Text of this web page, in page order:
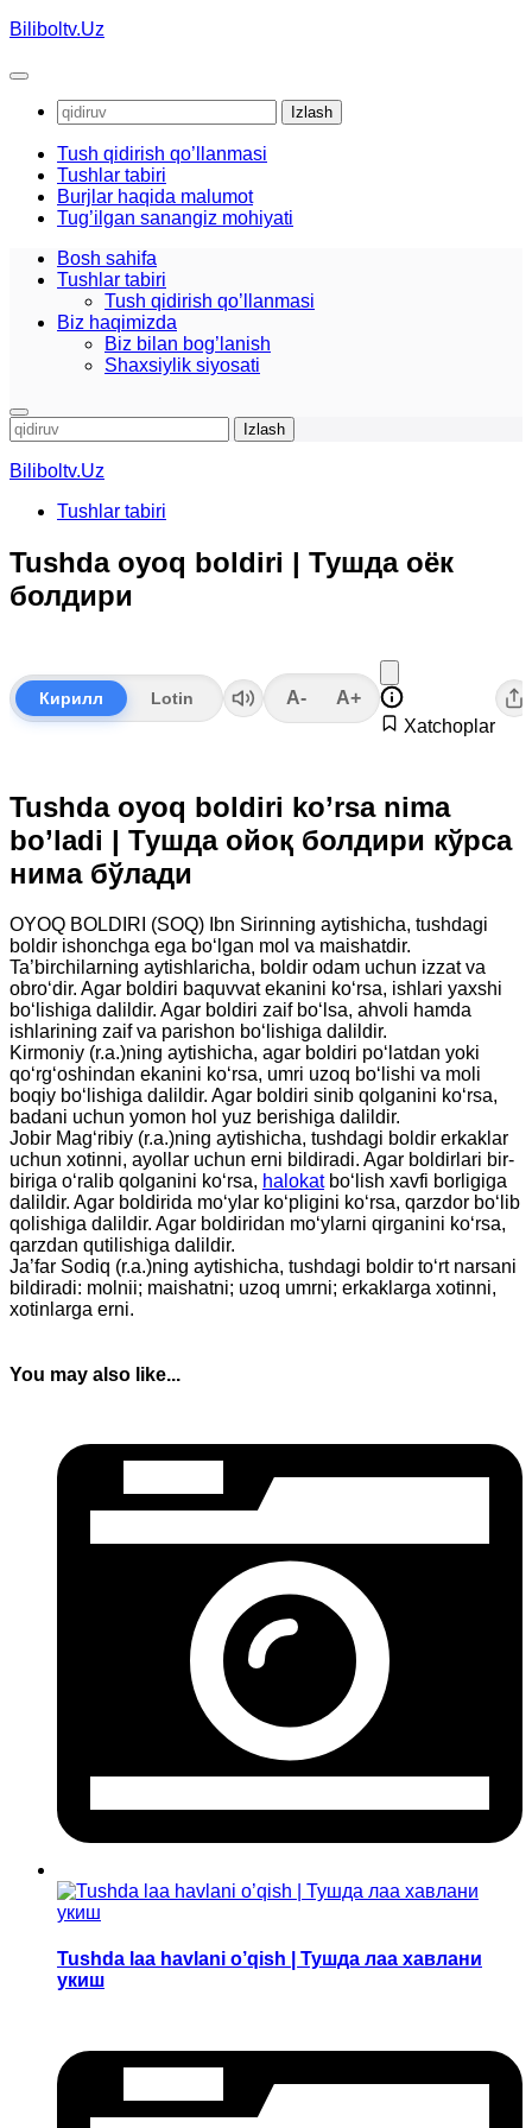
Skip
content
Biliboltv.Uz
Qidirshish:
Tush qidirish qo’llanmasi
Tushlar tabiri
Burjlar haqida malumot
Tug’ilgan sanangiz mohiyati
Bosh sahifa
Tushlar tabiri
Tush qidirish qo’llanmasi
Biz haqimizda
Biz bilan bog’lanish
Shaxsiylik siyosati
Qidirshish:
Biliboltv.Uz
Tushlar tabiri
Tushda oyoq boldiri | Тушда оёк
болдири
Кирилл Lotin A-
A+
Xatchoplar
Tushda oyoq boldiri ko’rsa nima
bo’ladi | Тушда ойоқ болдири кўрса
нима бўлади
OYOQ BOLDIRI (SOQ) Ibn Sirinning aytishicha, tushdagi
boldir ishonchga ega bo‘lgan mol va maishatdir.
Ta’birchilarning aytishlaricha, boldir odam uchun izzat va
obro‘dir. Agar boldiri baquvvat ekanini ko‘rsa, ishlari yaxshi
bo‘lishiga dalildir. Agar boldiri zaif bo‘lsa, ahvoli hamda
ishlarining zaif va parishon bo‘lishiga dalildir.
Kirmoniy (r.a.)ning aytishicha, agar boldiri po‘latdan yoki
qo‘rg‘oshindan ekanini ko‘rsa, umri uzoq bo‘lishi va moli
boqiy bo‘lishiga dalildir. Agar boldiri sinib qolganini ko‘rsa,
badani uchun yomon hol yuz berishiga dalildir.
Jobir Mag‘ribiy (r.a.)ning aytishicha, tushdagi boldir erkaklar
uchun xotinni, ayollar uchun erni bildiradi. Agar boldirlari bir-
biriga o‘ralib qolganini ko‘rsa, halokatbo‘lish xavfi borligiga
dalildir. Agar boldirida mo‘ylar ko‘pligini ko‘rsa, qarzdor bo‘lib
qolishiga dalildir. Agar boldiridan mo‘ylarni qirganini ko‘rsa,
qarzdan qutilishiga dalildir.
Ja’far Sodiq (r.a.)ning aytishicha, tushdagi boldir to‘rt narsani
bildiradi: molnii; maishatni; uzoq umrni; erkaklarga xotinni,
xotinlarga erni.
You may also like...
Tushda laa havlani o’qish | Тушда лаа хавлани
укиш